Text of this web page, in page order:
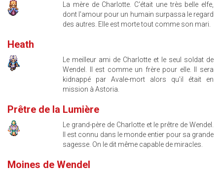
La mère de Charlotte. C'était une très belle elfe,
dont l'amour pour un humain surpassa le regard
des autres. Elle est morte tout comme son mari.
Heath
Le meilleur ami de Charlotte et le seul soldat de
Wendel. Il est comme un frère pour elle. Il sera
kidnappé par Avale-mort alors qu'il était en
mission à Astoria.
Prêtre de la Lumière
Le grand-père de Charlotte et le prêtre de Wendel.
Il est connu dans le monde entier pour sa grande
sagesse. On le dit même capable de miracles.
Moines de Wendel